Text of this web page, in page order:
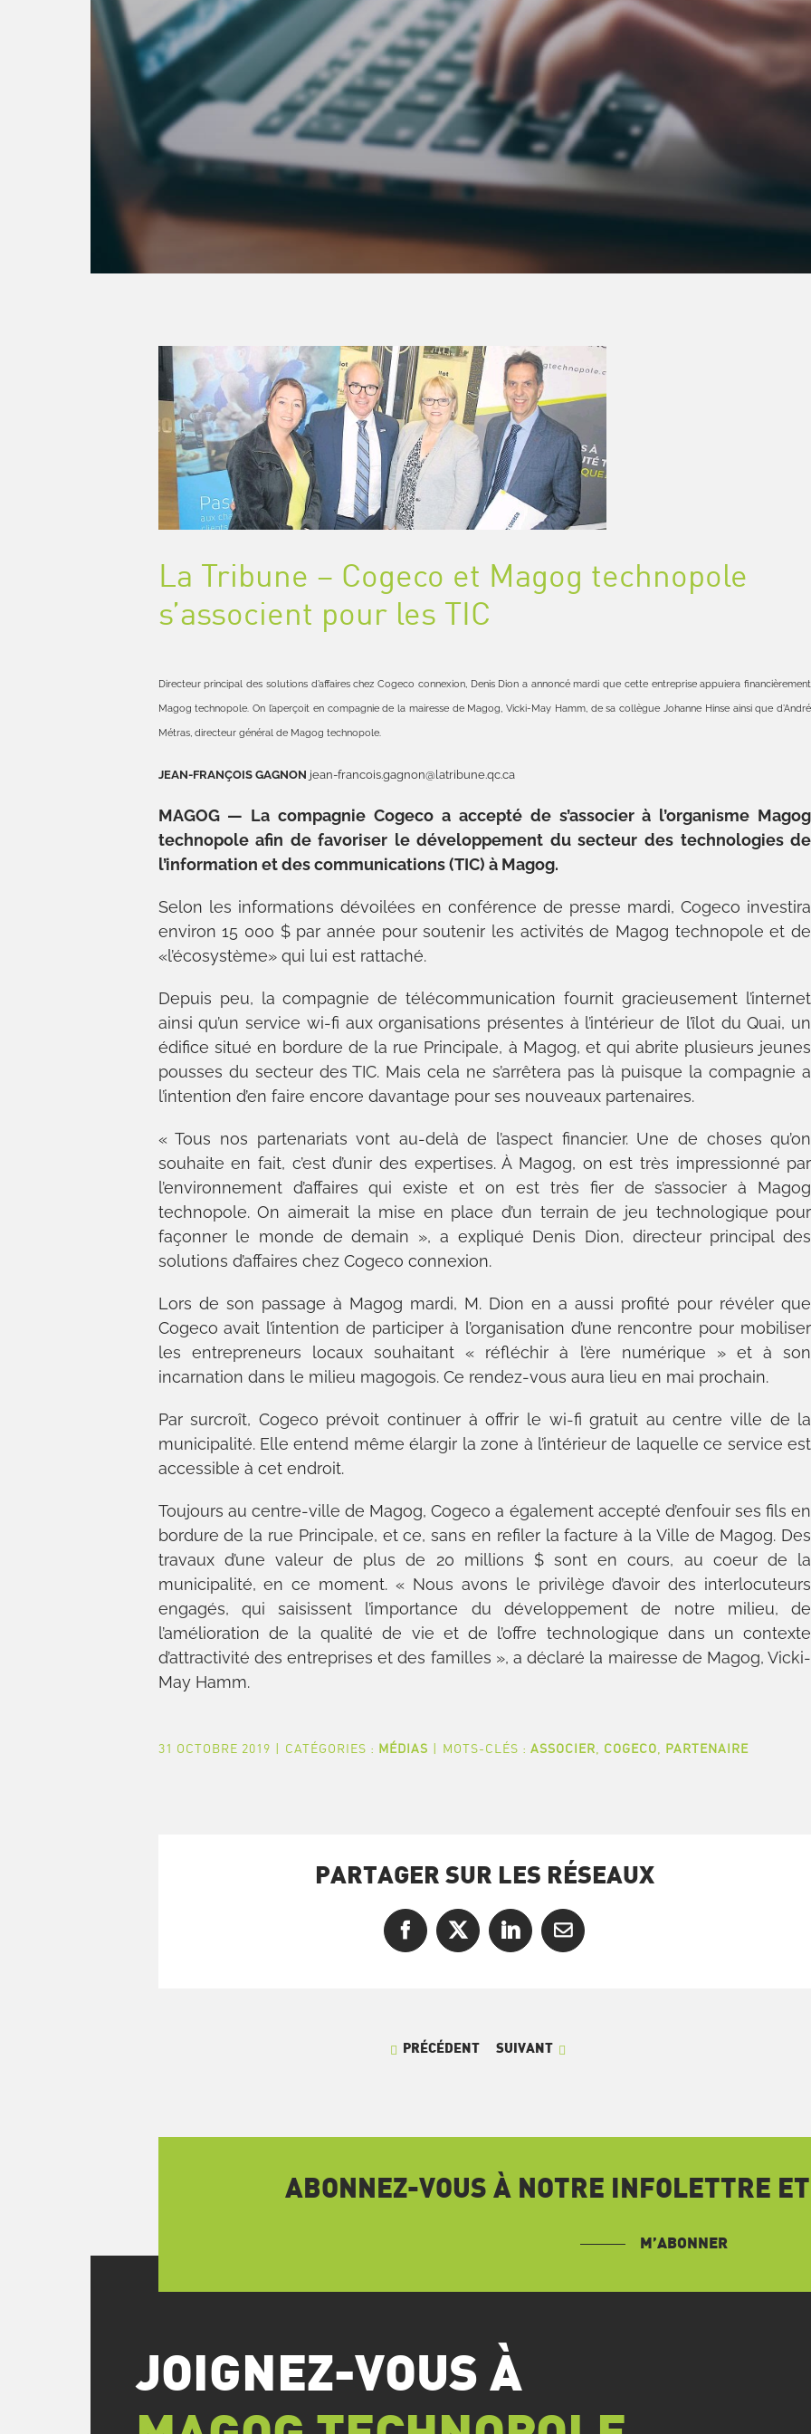
La Tribune – Cogeco et Magog technopole
s’associent pour les TIC
Directeur principal des solutions d’affaires chez Cogeco connexion, Denis Dion a annoncé mardi que cette entreprise appuiera financièrement
Magog technopole. On l’aperçoit en compagnie de la mairesse de Magog, Vicki-May Hamm, de sa collègue Johanne Hinse ainsi que d’André
Métras, directeur général de Magog technopole.
JEAN-FRANÇOIS GAGNON jean-francois.gagnon@latribune.qc.ca
MAGOG — La compagnie Cogeco a accepté de s’associer à l’organisme Magog
technopole afin de favoriser le développement du secteur des technologies de
l’information et des communications (TIC) à Magog.
Selon les informations dévoilées en conférence de presse mardi, Cogeco investira
environ 15 000 $ par année pour soutenir les activités de Magog technopole et de
«l’écosystème» qui lui est rattaché.
Depuis peu, la compagnie de télécommunication fournit gracieusement l’internet
ainsi qu’un service wi-fi aux organisations présentes à l’intérieur de l’îlot du Quai, un
édifice situé en bordure de la rue Principale, à Magog, et qui abrite plusieurs jeunes
pousses du secteur des TIC. Mais cela ne s’arrêtera pas là puisque la compagnie a
l’intention d’en faire encore davantage pour ses nouveaux partenaires.
« Tous nos partenariats vont au-delà de l’aspect financier. Une de choses qu’on
souhaite en fait, c’est d’unir des expertises. À Magog, on est très impressionné par
l’environnement d’affaires qui existe et on est très fier de s’associer à Magog
technopole. On aimerait la mise en place d’un terrain de jeu technologique pour
façonner le monde de demain », a expliqué Denis Dion, directeur principal des
solutions d’affaires chez Cogeco connexion.
Lors de son passage à Magog mardi, M. Dion en a aussi profité pour révéler que
Cogeco avait l’intention de participer à l’organisation d’une rencontre pour mobiliser
les entrepreneurs locaux souhaitant « réfléchir à l’ère numérique » et à son
incarnation dans le milieu magogois. Ce rendez-vous aura lieu en mai prochain.
Par surcroît, Cogeco prévoit continuer à offrir le wi-fi gratuit au centre ville de la
municipalité. Elle entend même élargir la zone à l’intérieur de laquelle ce service est
accessible à cet endroit.
Toujours au centre-ville de Magog, Cogeco a également accepté d’enfouir ses fils en
bordure de la rue Principale, et ce, sans en refiler la facture à la Ville de Magog. Des
travaux d’une valeur de plus de 20 millions $ sont en cours, au coeur de la
municipalité, en ce moment. « Nous avons le privilège d’avoir des interlocuteurs
engagés, qui saisissent l’importance du développement de notre milieu, de
l’amélioration de la qualité de vie et de l’offre technologique dans un contexte
d’attractivité des entreprises et des familles », a déclaré la mairesse de Magog, Vicki-
May Hamm.
31 OCTOBRE 2019 | CATÉGORIES : MÉDIAS | MOTS-CLÉS : ASSOCIER COGECO PARTENAIRE
PARTAGER SUR LES RÉSEAUX
Facebook
X LinkedInCourriel
PRÉCÉDENT SUIVANT
ABONNEZ-VOUS À NOTRE INFOLETTRE
M’ABONNER
JOIGNEZ-VOUS À